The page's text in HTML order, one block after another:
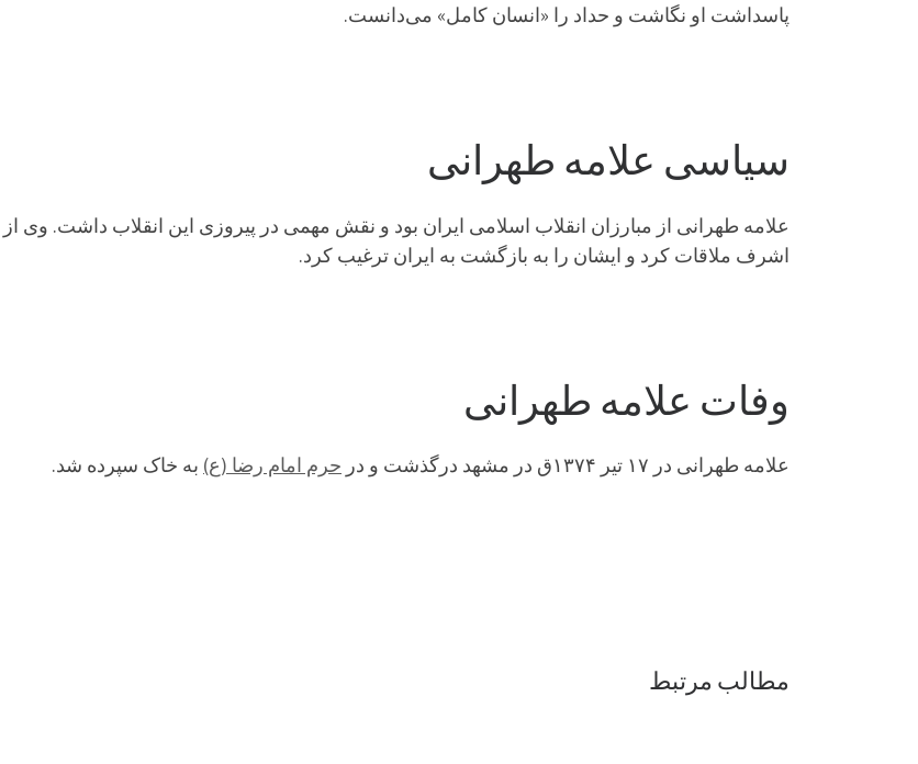
پاسداشت او نگاشت و حداد را «انسان کامل» می‌دانست.
سیاسی علامه طهرانی
علامه طهرانی از مبارزان انقلاب اسلامی ایران بود و نقش مهمی در پیروزی این انقلاب داشت. وی از
اشرف ملاقات کرد و ایشان را به بازگشت به ایران ترغیب کرد.
وفات علامه طهرانی
علامه طهرانی در ۱۷ تیر ۱۳۷۴ق در مشهد درگذشت و در حرم امام رضا (ع) به خاک سپرده شد.
مطالب مرتبط